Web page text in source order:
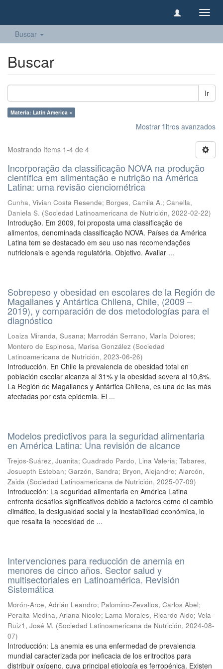
Buscar
Buscar
Ir
Materia: Latin America ×
Mostrar filtros avanzados
Mostrando ítems 1-4 de 4
Incorporação da classificação NOVA na produção
científica em alimentação e nutrição na América
Latina: uma revisão cienciométrica
Cunha, Vivian Costa Resende; Borges, Camila A.; Canella,
Daniela S. (Sociedad Latinoamericana de Nutrición, 2022-02-22)
Introdução. Em 2009, foi proposta uma classificação de
alimentos, denominada classificação NOVA. Países da América
Latina tem se destacado em seu uso nas recomendações
nutricionais e agenda regulatória. Objetivo. Avaliar ...
Sobrepeso y obesidad en escolares de la Región de
Magallanes y Antártica Chilena, Chile, (2009 –
2019), y comparación de dos metodologías para el
diagnóstico
Loaiza Miranda, Susana; Marrodán Serrano, María Dolores;
Montero de Espinosa, Marisa González (Sociedad
Latinoamericana de Nutrición, 2023-06-26)
Introducción. En Chile la prevalencia de obesidad total en
población escolar alcanza al 31% y la obesidad severa al 10,8%.
La Región de Magallanes y Antártica Chilena, es una de las más
afectadas por esta epidemia. El ...
Modelos predictivos para la seguridad alimentaria
en América Latina: Una revisión de alcance
Trejos-Suárez, Juanita; Cuadrado Pardo, Lina Valeria; Tabares,
Josuepth Esteban; Garzón, Sandra; Bryon, Alejandro; Alarcón,
Zaida (Sociedad Latinoamericana de Nutrición, 2025-07-09)
Introducción: La seguridad alimentaria en América Latina
enfrenta desafíos significativos debido a factores como el cambio
climático, la desigualdad social y la inestabilidad económica, lo
que resalta la necesidad de ...
Intervenciones para reducción de anemia en
menores de cinco años. Sector salud y
multisectoriales en Latinoamérica. Revisión
Sistemática
Morón-Arce, Adrián Leandro; Palomino-Zevallos, Carlos Abel;
Peralta-Medina, Ariana Nicole; Lama Morales, Ricardo Aldo; Vela-
Ruiz1, José M. (Sociedad Latinoamericana de Nutrición, 2024-08-
07)
Introducción: La anemia es una enfermedad de prevalencia
mundial caracterizada por ineficacia de los eritrocitos para
distribuir oxígeno, cuya principal etiología es ferropénica. Existen